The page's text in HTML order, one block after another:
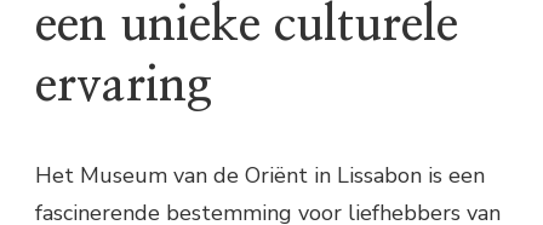
een unieke culturele
ervaring
Het Museum van de Oriënt in Lissabon is een
fascinerende bestemming voor liefhebbers van